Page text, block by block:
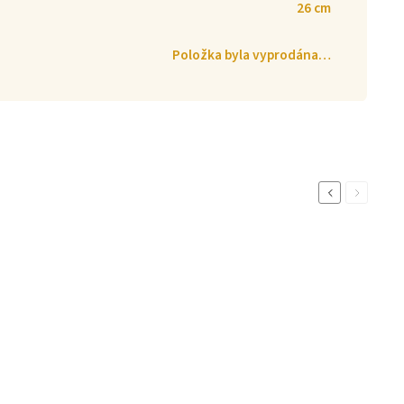
26 cm
Položka byla vyprodána…
PreviousNext